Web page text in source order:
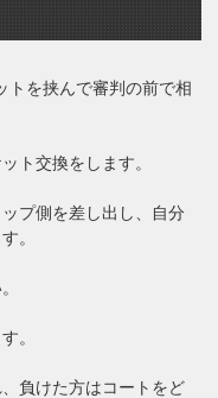
トを挟んで審判の前で相
ト交換をします。
プ側を差し出し、自分
。
。
負けた方はコートをど